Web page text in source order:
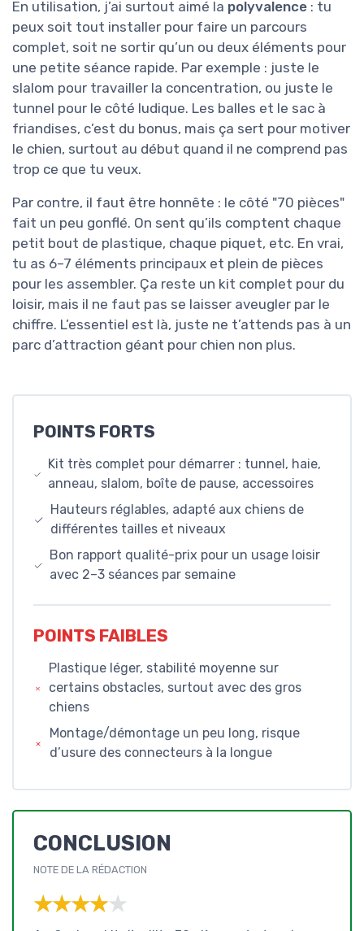
En utilisation, j’ai surtout aimé la polyvalence : tu
peux soit tout installer pour faire un parcours
complet, soit ne sortir qu’un ou deux éléments pour
une petite séance rapide. Par exemple : juste le
slalom pour travailler la concentration, ou juste le
tunnel pour le côté ludique. Les balles et le sac à
friandises, c’est du bonus, mais ça sert pour motiver
le chien, surtout au début quand il ne comprend pas
trop ce que tu veux.
Par contre, il faut être honnête : le côté "70 pièces"
fait un peu gonflé. On sent qu’ils comptent chaque
petit bout de plastique, chaque piquet, etc. En vrai,
tu as 6–7 éléments principaux et plein de pièces
pour les assembler. Ça reste un kit complet pour du
loisir, mais il ne faut pas se laisser aveugler par le
chiffre. L’essentiel est là, juste ne t’attends pas à un
parc d’attraction géant pour chien non plus.
POINTS FORTS
Kit très complet pour démarrer : tunnel, haie,
anneau, slalom, boîte de pause, accessoires
Hauteurs réglables, adapté aux chiens de
différentes tailles et niveaux
Bon rapport qualité-prix pour un usage loisir
avec 2–3 séances par semaine
POINTS FAIBLES
Plastique léger, stabilité moyenne sur
certains obstacles, surtout avec des gros
chiens
Montage/démontage un peu long, risque
d’usure des connecteurs à la longue
CONCLUSION
NOTE DE LA RÉDACTION
★★★★★
★★★★★